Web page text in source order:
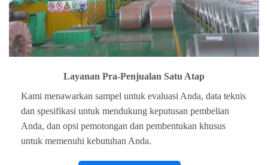
Layanan Pra-Penjualan Satu Atap
Kami menawarkan sampel untuk evaluasi Anda, data teknis
dan spesifikasi untuk mendukung keputusan pembelian
Anda, dan opsi pemotongan dan pembentukan khusus
untuk memenuhi kebutuhan Anda.